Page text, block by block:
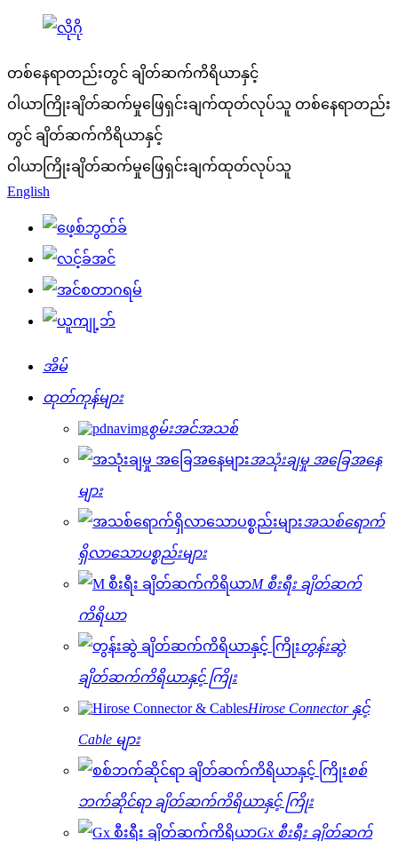
တစ်နေရာတည်းတွင် ချိတ်ဆက်ကိရိယာနှင့်
ဝါယာကြိုးချိတ်ဆက်မှုဖြေရှင်းချက်ထုတ်လုပ်သူ တစ်နေရာတည်း
တွင် ချိတ်ဆက်ကိရိယာနှင့်
ဝါယာကြိုးချိတ်ဆက်မှုဖြေရှင်းချက်ထုတ်လုပ်သူ
English
အိမ်
ထုတ်ကုန်များ
စွမ်းအင်အသစ်
အသုံးချမှု အခြေအနေ
များ
အသစ်ရောက်
ရှိလာသောပစ္စည်းများ
M စီးရီး ချိတ်ဆက်
ကိရိယာ
တွန်းဆွဲ
ချိတ်ဆက်ကိရိယာနှင့် ကြိုး
Hirose Connector နှင့်
Cable များ
စစ်
ဘက်ဆိုင်ရာ ချိတ်ဆက်ကိရိယာနှင့် ကြိုး
Gx စီးရီး ချိတ်ဆက်